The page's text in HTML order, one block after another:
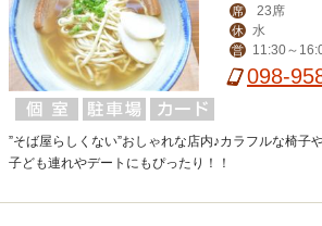
席 23席
休 水
営 11:30～
098-
”そば屋らしくない”おしゃれな店内♪カラフルな椅子
子ども連れやデートにもぴったり！！